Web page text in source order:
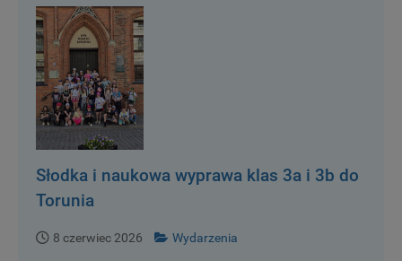
Słodka i naukowa wyprawa klas 3a i 3b do
Torunia
8 czerwiec 2026 Wydarzenia